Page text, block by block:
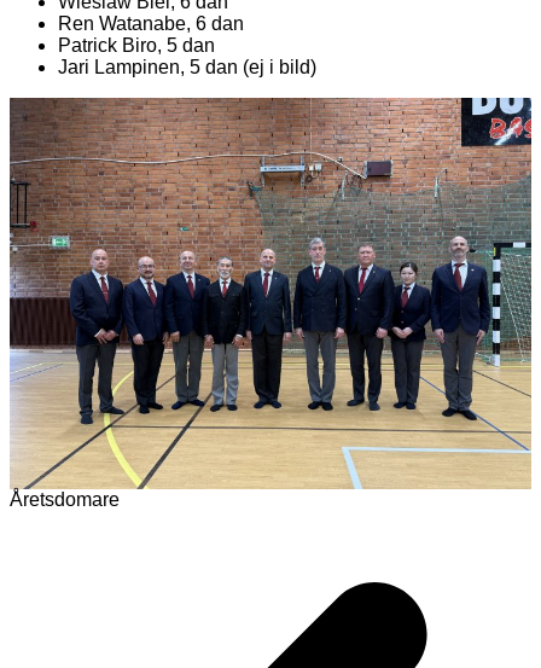
Ren Watanabe, 6 dan
Patrick Biro, 5 dan
Jari Lampinen, 5 dan (ej i bild)
Åretsdomare